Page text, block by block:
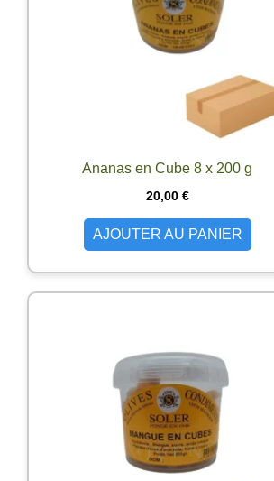
Ananas en Cube 8 x 200 g
20,00 €
AJOUTER AU PANIER